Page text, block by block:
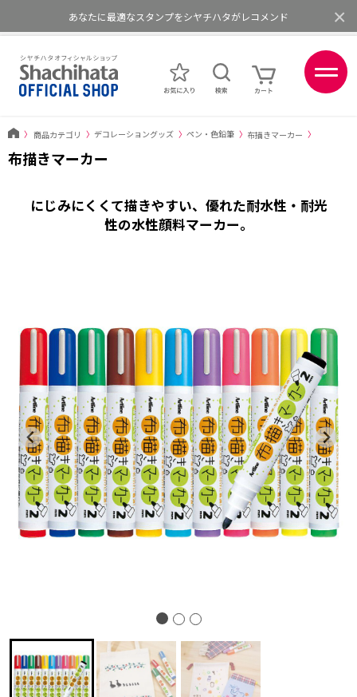
あなたに最適なスタンプをシヤチハタがレコメンド
〉 商品カテゴリ 〉 デコレーショングッズ 〉 ペン・色鉛筆 〉 布描きマーカー 〉
布描きマーカー
×
にじみにくくて描きやすい、優れた耐水性・耐光
性の水性顔料マーカー。